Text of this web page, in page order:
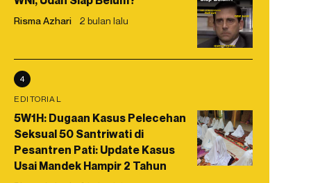
Risma Azhari 2 bulan lalu
4
EDITORIAL
5W1H: Dugaan Kasus Pelecehan
Seksual 50 Santriwati di
Pesantren Pati: Update Kasus
Usai Mandek Hampir 2 Tahun